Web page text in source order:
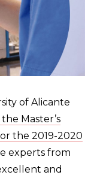
of Alicante
Master’s
the 2019-2020
experts from
and